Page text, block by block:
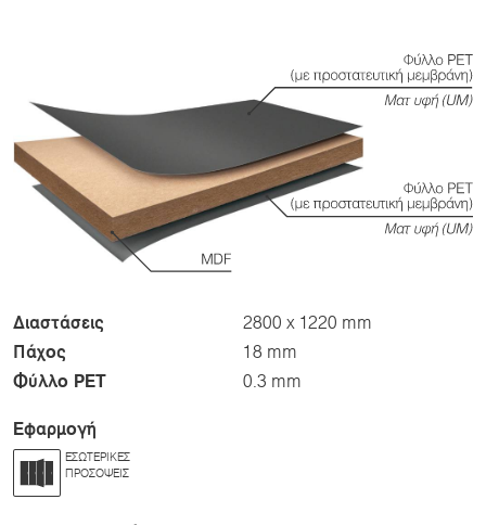
Διαστάσεις 2800 x 1220 mm
Πάχος 18 mm
Φύλλο PET 0.3 mm
Εφαρμογή
ΕΣΩΤΕΡΙΚΈΣ
ΠΡΟΣΌΨΕΙΣ